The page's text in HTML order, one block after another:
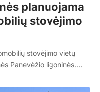
planuojama
stovėjimo
stovėjimo vietų
Panevėžio ligoninės.…